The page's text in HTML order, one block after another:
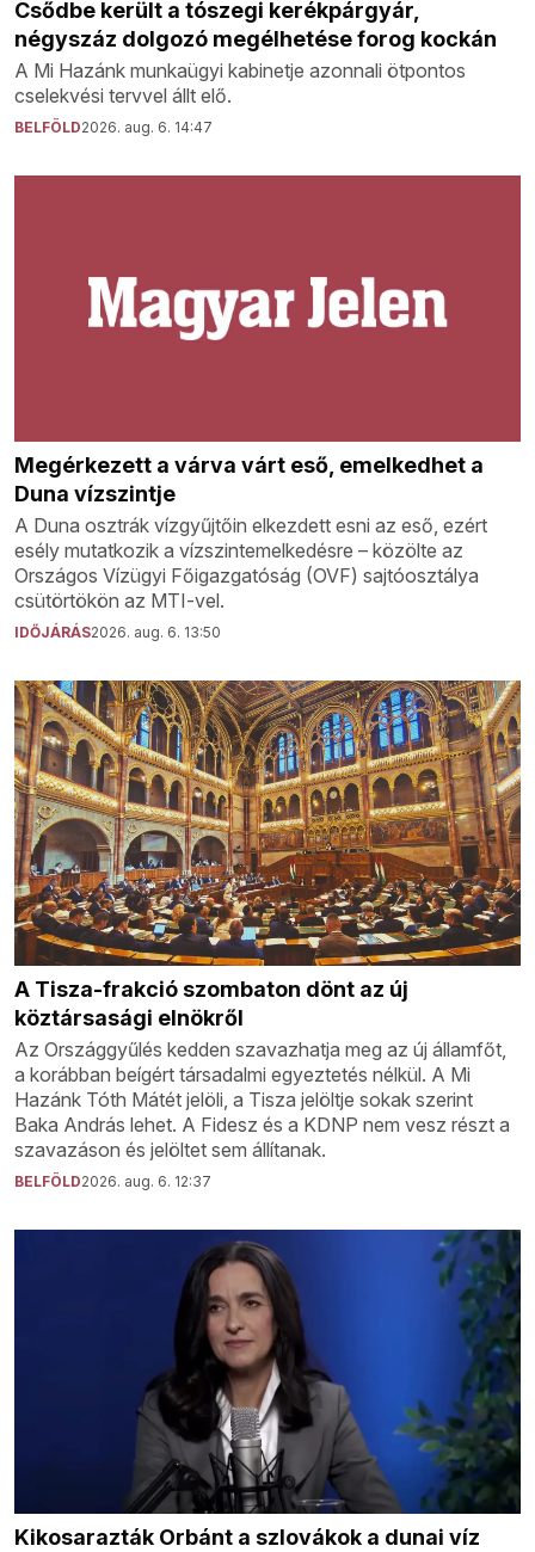
Csődbe került a tószegi kerékpárgyár,
négyszáz dolgozó megélhetése forog kockán
A Mi Hazánk munkaügyi kabinetje azonnali ötpontos
cselekvési tervvel állt elő.
BELFÖLD2026. aug. 6. 14:47
Megérkezett a várva várt eső, emelkedhet a
Duna vízszintje
A Duna osztrák vízgyűjtőin elkezdett esni az eső, ezért
esély mutatkozik a vízszintemelkedésre – közölte az
Országos Vízügyi Főigazgatóság (OVF) sajtóosztálya
csütörtökön az MTI-vel.
IDŐJÁRÁS2026. aug. 6. 13:50
A Tisza-frakció szombaton dönt az új
köztársasági elnökről
Az Országgyűlés kedden szavazhatja meg az új államfőt,
a korábban beígért társadalmi egyeztetés nélkül. A Mi
Hazánk Tóth Mátét jelöli, a Tisza jelöltje sokak szerint
Baka András lehet. A Fidesz és a KDNP nem vesz részt a
szavazáson és jelöltet sem állítanak.
BELFÖLD2026. aug. 6. 12:37
Kikosarazták Orbánt a szlovákok a dunai víz